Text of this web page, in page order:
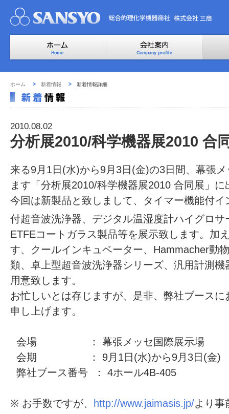
ホーム 新着情報 新着情報詳細
2010.08.02
分析展2010/科学機器展2010
来る9月1日(水)から9月3日(金)の3日間、幕張
ます「分析展2010/科学機器展2010 合同展」
今回は新製品と致しまして、タイマー機能付
付超音波洗浄器、デジタル温湿度計ハイグロサ
ETFEコートガラス製品等を展示致します。加
す、クールインキュベーター、Hammacher動
類、卓上型超音波洗浄器シリーズ、汎用計測
用意致します。
お忙しいとは存じますが、是非、弊社ブース
申し上げます。
会場 ： 幕張メッセ国際展示場
会期 ： 9月1日(水)から9月3日(金)
弊社ブース番号 ： 4ホール4B-405
※ お手数ですが、 http://www.jaimasis.jp/より事